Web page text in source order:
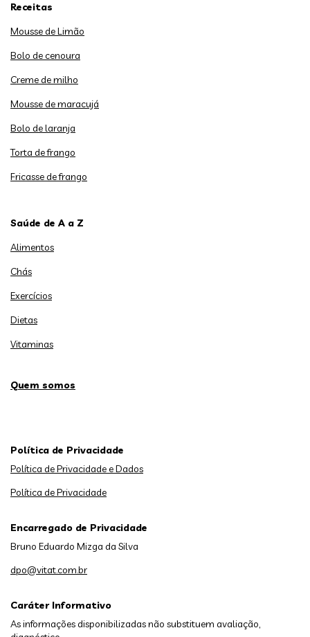
Receitas
Mousse de Limão
Bolo de cenoura
Creme de milho
Mousse de maracujá
Bolo de laranja
Torta de frango
Fricasse de frango
Saúde de A a Z
Alimentos
Chás
Exercícios
Dietas
Vitaminas
Quem somos
Caráter Informativo
As informações disponibilizadas não substituem avaliação,
Política de Privacidade
Política de Privacidade e Dados
Política de Privacidade
Encarregado de Privacidade
Bruno Eduardo Mizga da Silva
dpo@vitat.com.br